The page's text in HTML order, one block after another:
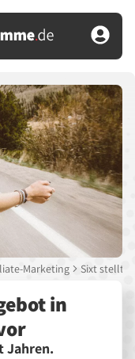
Marketing Sixt stellt
in
Jahren.